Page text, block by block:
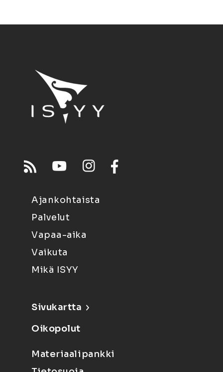
Ajankohtaista
Palvelut
Vapaa-aika
Vaikuta
Mikä ISYY
Sivukartta
Oikopolut
Materiaalipankki